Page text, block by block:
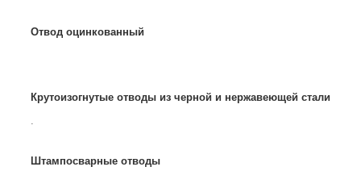
Отвод оцинкованный
Крутоизогнутые отводы из черной и нержавеющей стали
.
Штампосварные отводы